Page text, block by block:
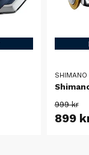
SHIMANO
999 kr
899